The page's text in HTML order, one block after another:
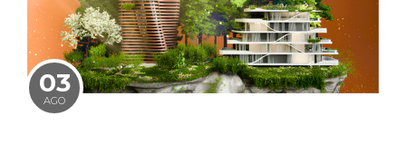
03
AGO